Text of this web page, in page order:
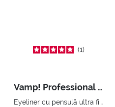
1
Vamp! Professional Liner
Eyeliner cu pensulă ultra fină.